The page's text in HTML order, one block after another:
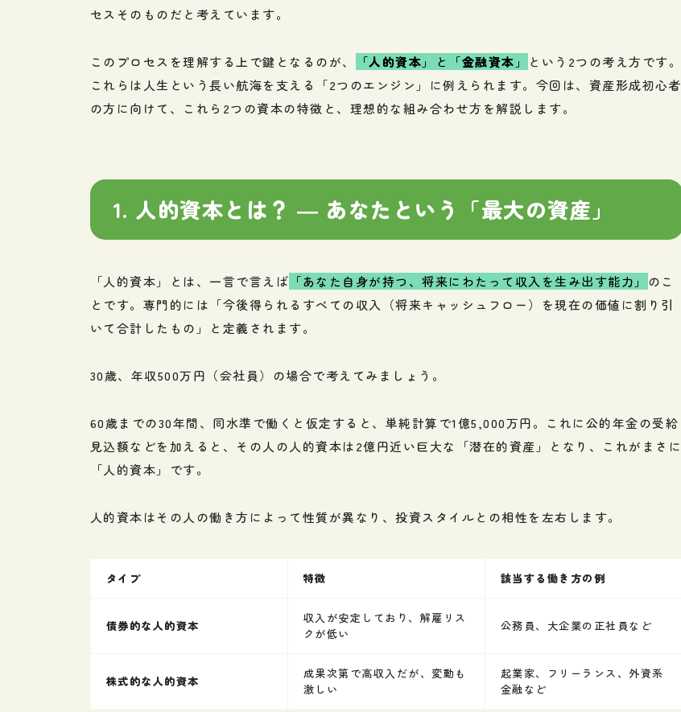
セスそのものだと考えています。
このプロセスを理解する上で鍵となるのが、 「人的資本 」と「金融資本 」
という2つの考え方です。
これらは人生という長い航海を支える「2つのエンジン」に例えられます。今回は、資産形成初心者
の方に向けて、これら2つの資本の特徴と、理想的な組み合わせ方を解説します。
1. 人的資本とは？ ― あなたという「最大の資産」
「人的資本」とは、一言で言えば 「あなた自身が持つ、将来にわたって収入を生み出す能力」 のこ
とです。専門的には「今後得られるすべての収入（将来キャッシュフロー）を現在の価値に割り引
いて合計したもの」と定義されます。
30歳、年収500万円（会社員）の場合で考えてみましょう。
60歳までの30年間、同水準で働くと仮定すると、単純計算で1億5,000万円。これに公的年金の受給
見込額などを加えると、その人の人的資本は2億円近い巨大な「潜在的資産」となり、これがまさに
「人的資本」です。
人的資本はその人の働き方によって性質が異なり、投資スタイルとの相性を左右します。
タイプ 特徴 該当する働き方の例
債券的な人的資本
収入が安定しており、解雇リス
クが低い
公務員、大企業の正社員など
株式的な人的資本
成果次第で高収入だが、変動も
激しい
起業家、フリーランス、外資系
金融など